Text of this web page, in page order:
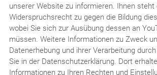
unserer Website zu informieren. Ihnen steht
Widerspruchsrecht zu gegen die Bildung
wobei Sie sich zur Ausübung dessen an
müssen. Weitere Informationen zu Zweck
Datenerhebung und ihrer Verarbeitung
Sie in der Datenschutzerklärung. Dort
Informationen zu Ihren Rechten und